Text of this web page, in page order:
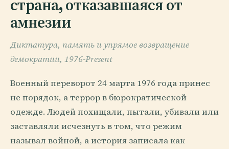
страна, отказавшаяся от
амнезии
Диктатура, память и упрямое возвращение
демократии, 1976-Present
Военный переворот 24 марта 1976 года принес
не порядок, а террор в бюрократической
одежде. Людей похищали, пытали, убивали или
заставляли исчезнуть в том, что режим
называл войной, а история записала как